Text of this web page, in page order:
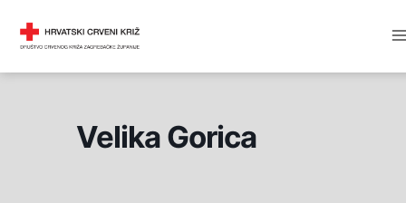
Velika Gorica